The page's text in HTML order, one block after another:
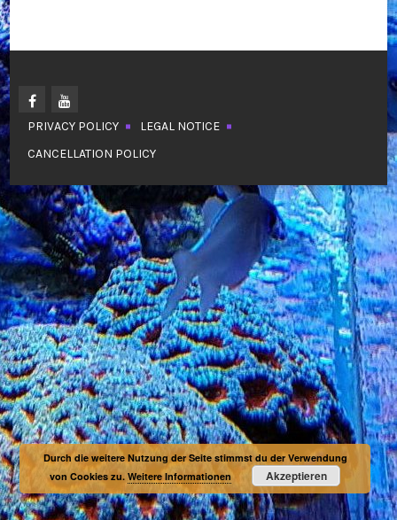
PRIVACY POLICY
LEGAL NOTICE
CANCELLATION POLICY
Durch die weitere Nutzung der Seite stimmst du der Verwendung
von Cookies zu.Weitere Informationen Akzeptieren